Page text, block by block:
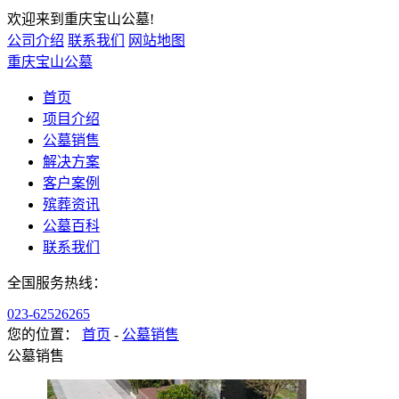
欢迎来到重庆宝山公墓!
公司介绍 联系我们
网站地图
重庆宝山公墓
首页
项目介绍
公墓销售
解决方案
客户案例
殡葬资讯
公墓百科
联系我们
全国服务热线：
023-62526265
您的位置： 首页 - 公墓销售
公墓销售